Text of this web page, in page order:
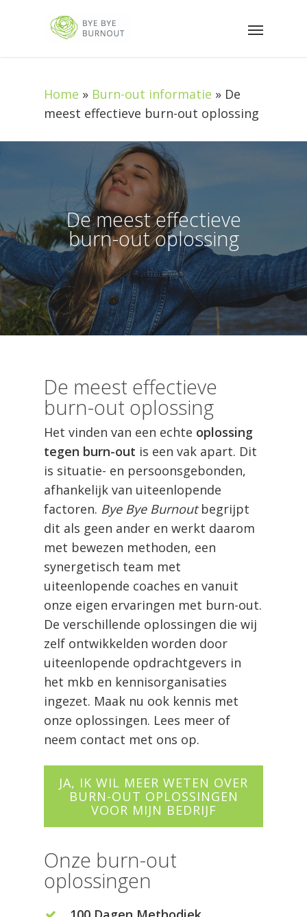
Home » Burn-out informatie » De
meest effectieve burn-out oplossing
De meest effectieve
burn-out oplossing
De meest effectieve
burn-out oplossing
Het vinden van een echte oplossing
tegen burn-out is een vak apart. Dit
is situatie- en persoonsgebonden,
afhankelijk van uiteenlopende
factoren. Bye Bye Burnoutbegrijpt
dit als geen ander en werkt daarom
met bewezen methoden, een
synergetisch team met
uiteenlopende coaches en vanuit
onze eigen ervaringen met burn-out.
De verschillende oplossingen die wij
zelf ontwikkelden worden door
uiteenlopende opdrachtgevers in
het mkb en kennisorganisaties
ingezet. Maak nu ook kennis met
onze oplossingen. Lees meer of
neem contact met ons op.
JA, IK WIL MEER WETEN OVER
BURN-OUT OPLOSSINGEN
VOOR MIJN BEDRIJF
Onze burn-out
oplossingen